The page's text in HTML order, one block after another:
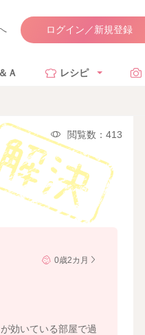
ログイン／新規登録
Ａ レシピ
閲覧数：413
0歳2カ月
効いている部屋で過